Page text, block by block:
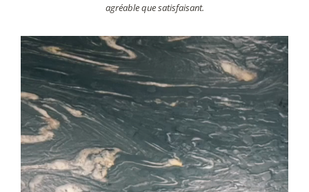
agréable que satisfaisant.